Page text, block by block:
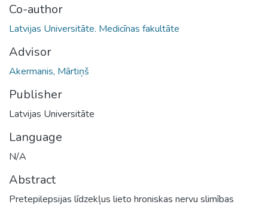
Co-author
Latvijas Universitāte. Medicīnas fakultāte
Advisor
Akermanis, Mārtiņš
Publisher
Latvijas Universitāte
Language
N/A
Abstract
Pretepilepsijas līdzekļus lieto hroniskas nervu slimības